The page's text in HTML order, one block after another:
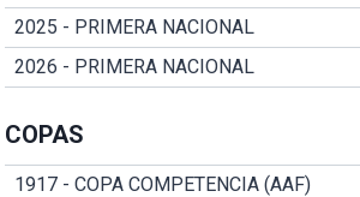
2025 - PRIMERA NACIONAL
2026 - PRIMERA NACIONAL
COPAS
1917 - COPA COMPETENCIA (AAF)